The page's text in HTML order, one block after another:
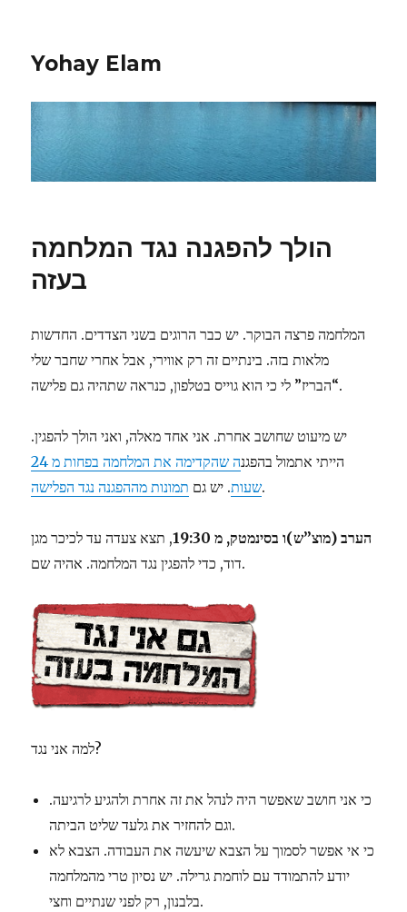
Yohay Elam
הולך להפגנה נגד המלחמה
בעזה
המלחמה פרצה הבוקר. יש כבר הרוגים בשני הצדדים. החדשות
מלאות בזה. בינתיים זה רק אווירי, אבל אחרי שחבר שלי
“הבריז” לי כי הוא גוייס בטלפון, כנראה שתהיה גם פלישה.
יש מיעוט שחושב אחרת. אני אחד מאלה, ואני הולך להפגין.
הייתי אתמול בהפגנ
ה שהקדימה את המלחמה בפחות מ 24
שעות. יש גם תמונות מההפגנה נגד הפלישה .
הערב (מוצ”ש)ו בסינמטק, מ 19:30
, תצא צעדה עד לכיכר מגן
דוד, כדי להפגין נגד המלחמה. אהיה שם.
למה אני נגד?
כי אני חושב שאפשר היה לנהל את זה אחרת ולהגיע לרגיעה.
וגם להחזיר את גלעד שליט הביתה.
כי אי אפשר לסמוך על הצבא שיעשה את העבודה. הצבא לא
יודע להתמודד עם לוחמת גרילה. יש נסיון טרי מהמלחמה
בלבנון, רק לפני שנתיים וחצי.